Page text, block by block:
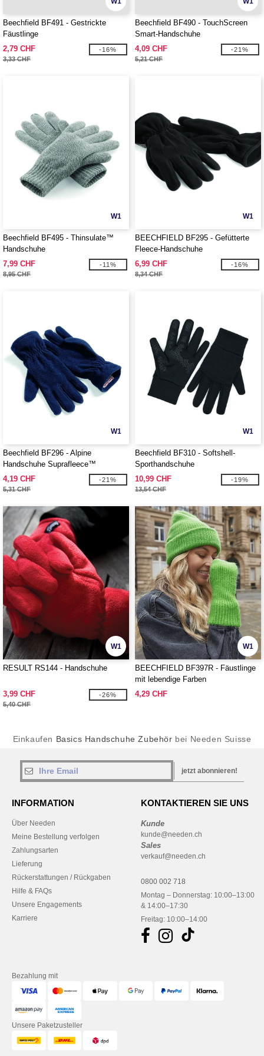
Beechfield BF491 - Gestrickte
Fäustlinge
2,79 CHF
3,33 CHF
-16%
Beechfield BF490 - TouchScreen
Smart-Handschuhe
4,09 CHF
5,21 CHF
-21%
W1
Beechfield BF495 - Thinsulate™
Handschuhe
7,99 CHF
8,95 CHF
-11%
W1
BEECHFIELD BF295 - Gefütterte
Fleece-Handschuhe
6,99 CHF
8,34 CHF
-16%
W1
Beechfield BF296 - Alpine
Handschuhe Suprafleece™
4,19 CHF
5,31 CHF
-21%
W1
Beechfield BF310 - Softshell-
Sporthandschuhe
10,99 CHF
13,54 CHF
-19%
W1
RESULT RS144 - Handschuhe
3,99 CHF
5,40 CHF
-26%
W1
BEECHFIELD BF397R - Fäustlinge
mit lebendige Farben
4,29 CHF
Einkaufen Basics Handschuhe Zubehör bei Needen Suisse
jetzt abonnieren!
INFORMATION
Über Needen
Meine Bestellung verfolgen
Zahlungsarten
Lieferung
Rückerstattungen / Rückgaben
Hilfe & FAQs
Unsere Engagements
Karriere
KONTAKTIEREN SIE UNS
Kunde
kunde@needen.ch
Sales
verkauf@needen.ch
0800 002 718
Montag – Donnerstag: 10:00–13:00
& 14:00–17:30
Freitag: 10:00–14:00
Bezahlung mit
Unsere Paketzusteller